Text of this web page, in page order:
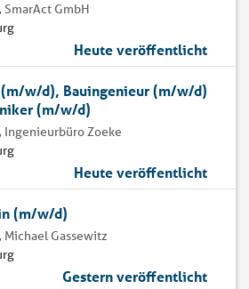
SmarAct GmbH
Heute veröffentlicht
w/d), Bauingenieur (m/w/d)
(m/w/d)
Ingenieurbüro Zoeke
Heute veröffentlicht
(m/w/d)
Michael Gassewitz
Gestern veröffentlicht